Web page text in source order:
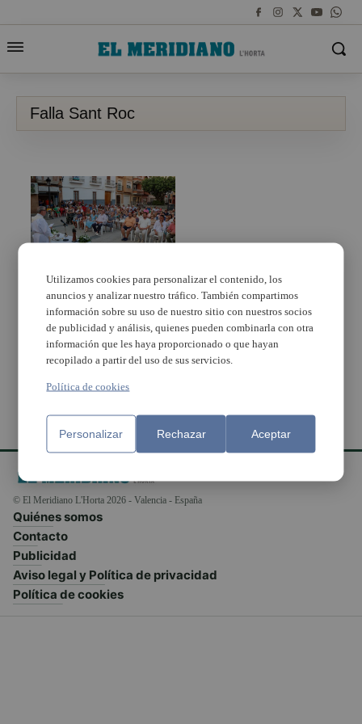
Falla Sant Roc
Los vecinos y vecinas
de la plaza Sant Roc
celebran una misa en
honor al santo
© El Meridiano L'Horta 2026 - Valencia - España
Quiénes somos
Contacto
Publicidad
Aviso legal y Política de privacidad
Política de cookies
Utilizamos cookies para personalizar el contenido, los
anuncios y analizar nuestro tráfico. También compartimos
información sobre su uso de nuestro sitio con nuestros socios
de publicidad y análisis, quienes pueden combinarla con otra
información que les haya proporcionado o que hayan
recopilado a partir del uso de sus servicios.
Política de cookies
Personalizar Rechazar Aceptar